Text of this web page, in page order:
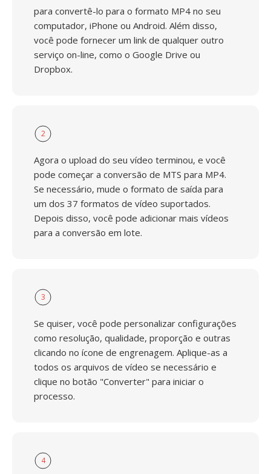
para convertê-lo para o formato MP4 no seu
computador, iPhone ou Android. Além disso,
você pode fornecer um link de qualquer outro
serviço on-line, como o Google Drive ou
Dropbox.
2
Agora o upload do seu vídeo terminou, e você
pode começar a conversão de MTS para MP4.
Se necessário, mude o formato de saída para
um dos 37 formatos de vídeo suportados.
Depois disso, você pode adicionar mais vídeos
para a conversão em lote.
3
Se quiser, você pode personalizar configurações
como resolução, qualidade, proporção e outras
clicando no ícone de engrenagem. Aplique-as a
todos os arquivos de vídeo se necessário e
clique no botão "Converter" para iniciar o
processo.
4